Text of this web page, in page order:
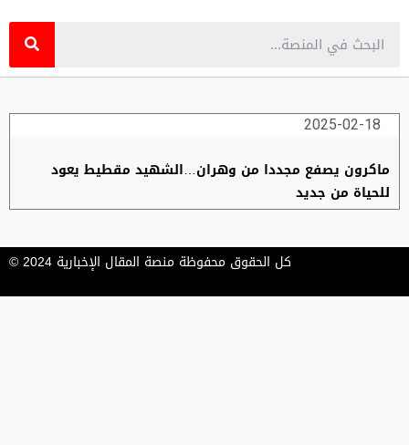
2025-02-18
ماكرون يصفع مجددا من وهران…الشهيد مقطيط يعود
للحياة من جديد
كل الحقوق محفوظة منصة المقال الإخبارية 2024 ©